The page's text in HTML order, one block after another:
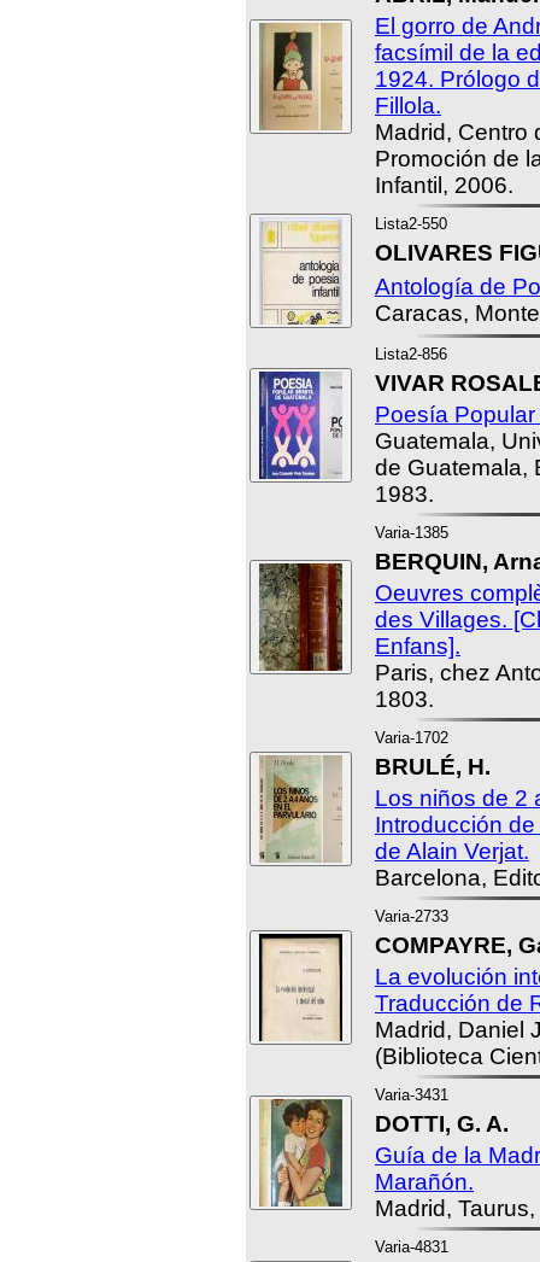
El gorro de
facsímil de la
1924. Prólogo
Fillola.
Madrid, Centro
Promoción de
Infantil, 2006.
Lista2-550
OLIVARES
Antología de
Caracas,
Lista2-856
VIVAR
Poesía
Guatemala,
de Guatemala,
1983.
Varia-1385
BERQUIN,
Oeuvres
des Villages.
Enfans].
Paris, chez
1803.
Varia-1702
BRULÉ, H.
Los niños de 2
Introducción
de Alain Verjat.
Barcelona,
Varia-2733
COMPAYRE,
La evolución
Traducción de
Madrid, Daniel
(Biblioteca
Varia-3431
DOTTI, G. A.
Guía de la
Marañón.
Madrid,
Varia-4831